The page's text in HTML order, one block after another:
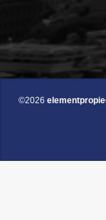
©2026